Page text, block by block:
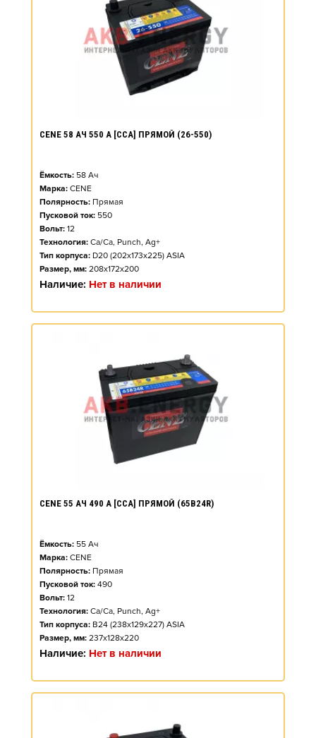
CENE 58 АЧ 550 А [CCA] ПРЯМОЙ (26-550)
Ёмкость: 58 Ач
Марка: CENE
Полярность: Прямая
Пусковой ток: 550
Вольт: 12
Технология: Ca/Ca, Punch, Ag+
Тип корпуса: D20 (202x173x225) ASIA
Размер, мм: 208x172x200
Наличие: Нет в наличии
CENE 55 АЧ 490 А [CCA] ПРЯМОЙ (65B24R)
Ёмкость: 55 Ач
Марка: CENE
Полярность: Прямая
Пусковой ток: 490
Вольт: 12
Технология: Ca/Ca, Punch, Ag+
Тип корпуса: B24 (238x129x227) ASIA
Размер, мм: 237x128x220
Наличие: Нет в наличии